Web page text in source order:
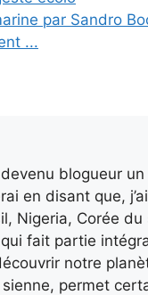
par Sandro
...
blogueur
en disant que,
Nigeria, Corée
fait partie
notre
permet